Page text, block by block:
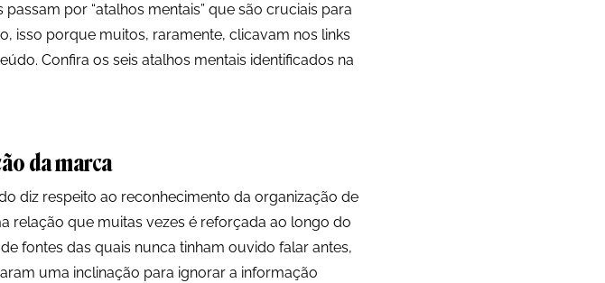
por “atalhos mentais” que são cruciais para
isso porque muitos, raramente, clicavam nos links
Confira os seis atalhos mentais identificados na
da marca
diz respeito ao reconhecimento da organização de
que muitas vezes é reforçada ao longo do
fontes das quais nunca tinham ouvido falar antes,
uma inclinação para ignorar a informação